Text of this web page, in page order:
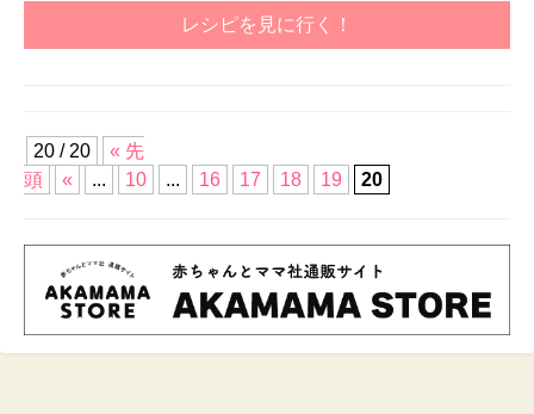
レシピを見に行く！
20 / 20
« 先
頭
« ... 10 ... 16 17 18 19 20